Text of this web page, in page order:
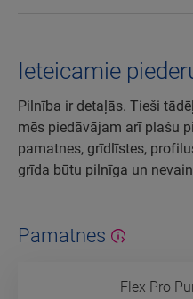
Ieteicamie
Pilnība ir detaļās. Tieši
mēs piedāvājam arī plašu
pamatnes, grīdlīstes,
grīda būtu pilnīga un
Pamatnes
Flex Pro